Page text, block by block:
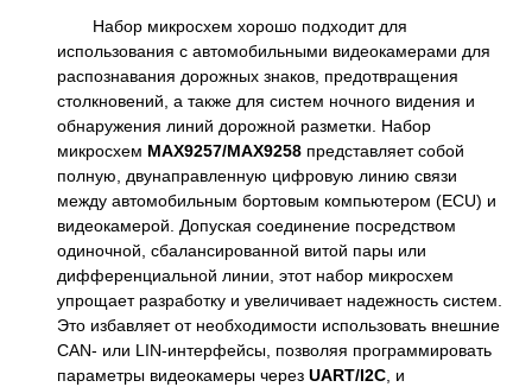
Набор микросхем хорошо подходит для
использования с автомобильными видеокамерами для
распознавания дорожных знаков, предотвращения
столкновений, а также для систем ночного видения и
обнаружения линий дорожной разметки. Набор
микросхем MAX9257/MAX9258 представляет собой
полную, двунаправленную цифровую линию связи
между автомобильным бортовым компьютером (ECU) и
видеокамерой. Допуская соединение посредством
одиночной, сбалансированной витой пары или
дифференциальной линии, этот набор микросхем
упрощает разработку и увеличивает надежность систем.
Это избавляет от необходимости использовать внешние
CAN- или LIN-интерфейсы, позволяя программировать
параметры видеокамеры через UART/I2C, и